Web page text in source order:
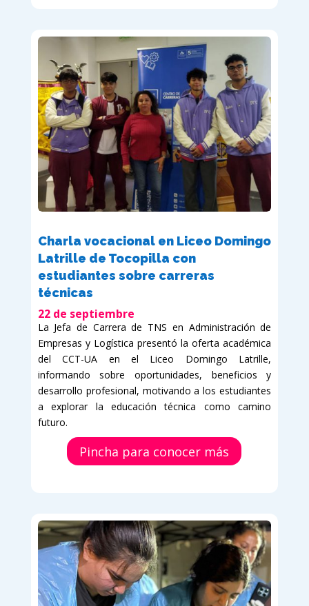
Charla vocacional en Liceo Domingo
Latrille de Tocopilla con
estudiantes sobre carreras
técnicas
22 de septiembre
La Jefa de Carrera de TNS en Administración de
Empresas y Logística presentó la oferta académica
del CCT-UA en el Liceo Domingo Latrille,
informando sobre oportunidades, beneficios y
desarrollo profesional, motivando a los estudiantes
a explorar la educación técnica como camino
futuro.
Pincha para conocer más